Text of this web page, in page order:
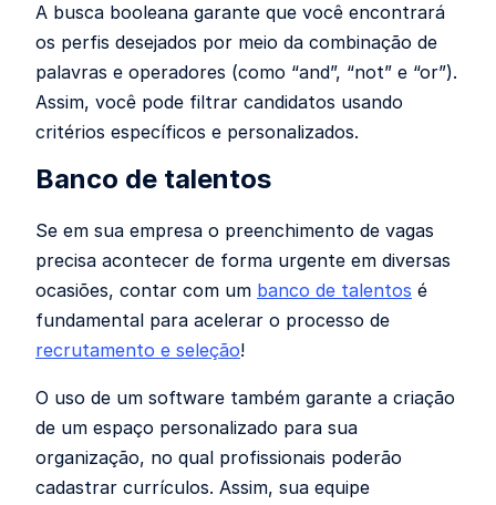
A busca booleana garante que você encontrará
os perfis desejados por meio da combinação de
palavras e operadores (como “and”, “not” e “or”).
Assim, você pode filtrar candidatos usando
critérios específicos e personalizados.
Banco de talentos
Se em sua empresa o preenchimento de vagas
precisa acontecer de forma urgente em diversas
ocasiões, contar com um banco de talentos é
fundamental para acelerar o processo de
recrutamento e seleção!
O uso de um software também garante a criação
de um espaço personalizado para sua
organização, no qual profissionais poderão
cadastrar currículos. Assim, sua equipe